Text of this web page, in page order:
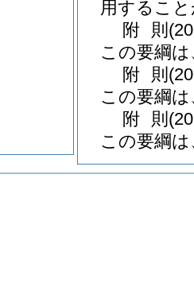
用するこ
附 則
この要綱
附 則
この要綱
附 則
この要綱